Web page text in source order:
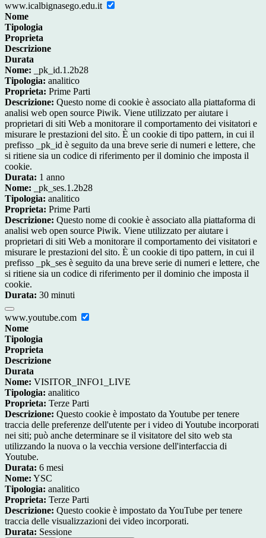
www.icalbignasego.edu.it
Nome
Tipologia
Proprieta
Descrizione
Durata
Nome: _pk_id.1.2b28
Tipologia: analitico
Proprieta: Prime Parti
Descrizione: Questo nome di cookie è associato alla piattaforma di
analisi web open source Piwik. Viene utilizzato per aiutare i
proprietari di siti Web a monitorare il comportamento dei visitatori e
misurare le prestazioni del sito. È un cookie di tipo pattern, in cui il
prefisso _pk_id è seguito da una breve serie di numeri e lettere, che
si ritiene sia un codice di riferimento per il dominio che imposta il
cookie.
Durata: 1 anno
Nome: _pk_ses.1.2b28
Tipologia: analitico
Proprieta: Prime Parti
Descrizione: Questo nome di cookie è associato alla piattaforma di
analisi web open source Piwik. Viene utilizzato per aiutare i
proprietari di siti Web a monitorare il comportamento dei visitatori e
misurare le prestazioni del sito. È un cookie di tipo pattern, in cui il
prefisso _pk_ses è seguito da una breve serie di numeri e lettere, che
si ritiene sia un codice di riferimento per il dominio che imposta il
cookie.
Durata: 30 minuti
www.youtube.com
Nome
Tipologia
Proprieta
Descrizione
Durata
Nome: VISITOR_INFO1_LIVE
Tipologia: analitico
Proprieta: Terze Parti
Descrizione: Questo cookie è impostato da Youtube per tenere
traccia delle preferenze dell'utente per i video di Youtube incorporati
nei siti; può anche determinare se il visitatore del sito web sta
utilizzando la nuova o la vecchia versione dell'interfaccia di
Youtube.
Durata: 6 mesi
Nome: YSC
Tipologia: analitico
Proprieta: Terze Parti
Descrizione: Questo cookie è impostato da YouTube per tenere
traccia delle visualizzazioni dei video incorporati.
Durata: Sessione